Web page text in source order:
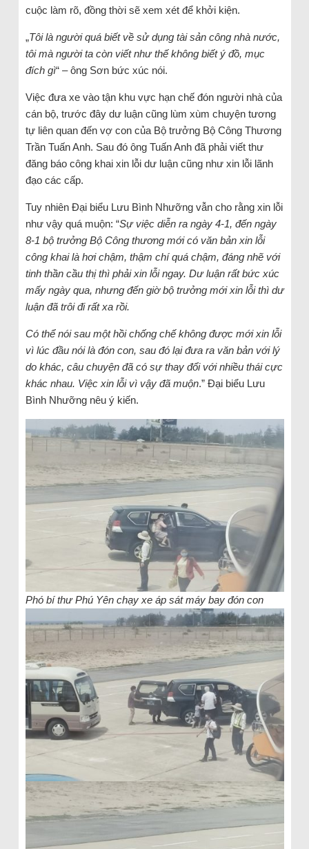
cuộc làm rõ, đồng thời sẽ xem xét để khởi kiện.
„Tôi là người quá biết về sử dụng tài sản công nhà nước,
tôi mà người ta còn viết như thế không biết ý đồ, mục
đích gì“ – ông Sơn bức xúc nói.
Việc đưa xe vào tận khu vực hạn chế đón người nhà của
cán bộ, trước đây dư luận cũng lùm xùm chuyện tương
tự liên quan đến vợ con của Bộ trưởng Bộ Công Thương
Trần Tuấn Anh. Sau đó ông Tuấn Anh đã phải viết thư
đăng báo công khai xin lỗi dư luận cũng như xin lỗi lãnh
đạo các cấp.
Tuy nhiên Đại biểu Lưu Bình Nhưỡng vẫn cho rằng xin lỗi
như vậy quá muộn: “Sự việc diễn ra ngày 4-1, đến ngày
8-1 bộ trưởng Bộ Công thương mới có văn bản xin lỗi
công khai là hơi chậm, thậm chí quá chậm, đáng nhẽ với
tinh thần cầu thị thì phải xin lỗi ngay. Dư luận rất bức xúc
mấy ngày qua, nhưng đến giờ bộ trưởng mới xin lỗi thì dư
luận đã trôi đi rất xa rồi.
Có thể nói sau một hồi chống chế không được mới xin lỗi
vì lúc đầu nói là đón con, sau đó lại đưa ra văn bản với lý
do khác, câu chuyện đã có sự thay đổi với nhiều thái cực
khác nhau. Việc xin lỗi vì vậy đã muộn.” Đại biểu Lưu
Bình Nhưỡng nêu ý kiến.
Phó bí thư Phú Yên chạy xe áp sát máy bay đón con